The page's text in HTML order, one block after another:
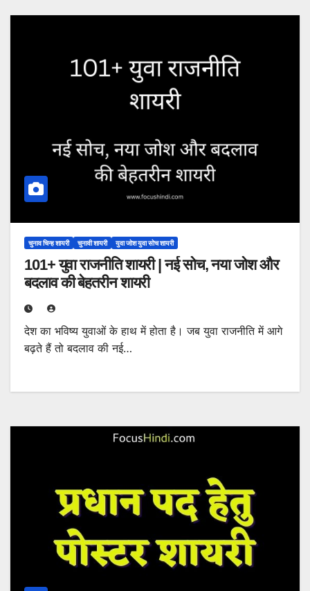
चुनाव चिन्ह शायरी चुनावी शायरी युवा जोश युवा सोच शायरी
101+ युवा राजनीति शायरी | नई सोच, नया जोश और
बदलाव की बेहतरीन शायरी
देश का भविष्य युवाओं के हाथ में होता है। जब युवा राजनीति में आगे
बढ़ते हैं तो बदलाव की नई…